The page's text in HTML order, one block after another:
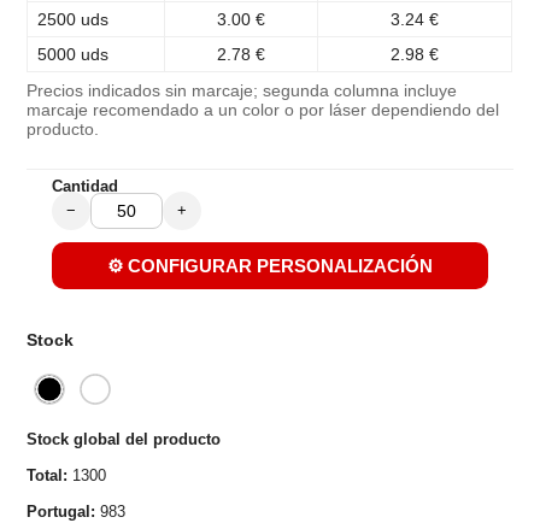
2500 uds
3.00 €
3.24 €
5000 uds
2.78 € 2.98 €
Precios indicados sin marcaje; segunda columna incluye
marcaje recomendado a un color o por láser dependiendo del
producto.
Cantidad
− +
⚙️ CONFIGURAR PERSONALIZACIÓN
Stock
Stock global del producto
Total: 1300
Portugal: 983